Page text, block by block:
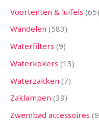
Voortenten & luifels 65
Wandelen 583
Waterfilters 9
Waterkokers 13
Waterzakken 7
Zaklampen 39
Zwembad accessoires 9